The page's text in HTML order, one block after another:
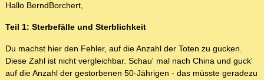
Hallo BerndBorchert,
Teil 1: Sterbefälle und Sterblichkeit
Du machst hier den Fehler, auf die Anzahl der Toten zu gucken.
Diese Zahl ist nicht vergleichbar. Schau' mal nach China und guck'
auf die Anzahl der gestorbenen 50-Jährigen - das müsste geradezu